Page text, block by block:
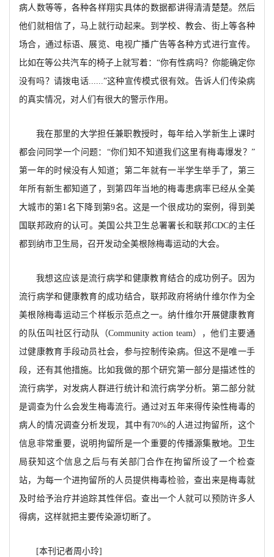
病人数等等，各种各样翔实具体的数据都讲得清清楚楚。然后
他们就相信了，马上就行动起来。到学校、教会、街上等各种
场合，通过标语、展览、电视广播广告等各种方式进行宣传。
比如在等公共汽车的椅子上就写着：“你有性病吗？你能确定你
没有吗？请拨电话......”这种宣传模式很有效。告诉人们传染病
的真实情况，对人们有很大的警示作用。
我在那里的大学担任兼职教授时，每年给入学新生上课时
都会问同学一个问题：“你们知不知道我们这里有梅毒爆发？”
第一年的时候没有人知道；第二年就有一半学生举手了，第三
年所有新生都知道了，到第四年当地的梅毒患病率已经从全美
大城市的第1名下降到第9名。这是一个很成功的案例，得到美
国联邦政府的认可。美国公共卫生总署署长和联邦CDC的主任
都到纳市卫生局，召开发动全美根除梅毒运动的大会。
我想这应该是流行病学和健康教育结合的成功例子。因为
流行病学和健康教育的成功结合，联邦政府将纳什维尔作为全
美根除梅毒运动三个样板示范点之一。纳什维尔开展健康教育
的队伍叫社区行动队（Community action team），他们主要通
过健康教育手段动员社会，参与控制传染病。但这不是唯一手
段，还有其他措施。比如我做的那个研究第一部分是描述性的
流行病学，对发病人群进行统计和流行病学分析。第二部分就
是调查为什么会发生梅毒流行。通过对五年来得传染性梅毒的
病人的情况调查分析发现，其中有70%的人进过拘留所，这个
信息非常重要，说明拘留所是一个重要的传播源集散地。卫生
局获知这个信息之后与有关部门合作在拘留所设了一个检查
站，为每一个进拘留所的人员提供梅毒检验，查出来是梅毒就
及时给予治疗并追踪其性伴侣。查出一个人就可以预防许多人
得病，这样就把主要传染源切断了。
[本刊记者周小玲]